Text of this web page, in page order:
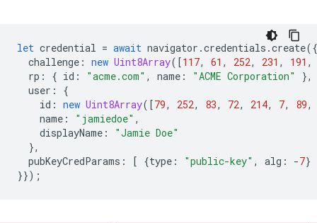
let credential = await navigator .credentials .create({
challenge : new Uint8Array([117, 61 , 252, 231 , 191 ,
rp : { id : "acme.com" , name : "ACME Corporation"
},
user :
{
id : new Uint8Array([79, 252, 83, 72, 214, 7, 89,
name : "jamiedoe" ,
displayName :
"Jamie Doe"
},
pubKeyCredParams : [ {type : "public-key" , alg : -7}
}});